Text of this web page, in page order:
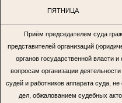
ПЯТНИЦА
Приём председателем суда
представителей организаций
органов государственной власти
вопросам организации
судей и работников аппарата суда,
дел, обжалованием судебных